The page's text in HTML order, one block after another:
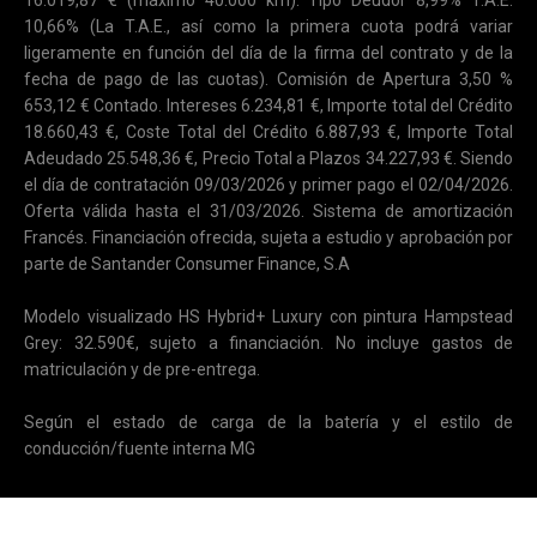
10,66% (La T.A.E., así como la primera cuota podrá variar
ligeramente en función del día de la firma del contrato y de la
fecha de pago de las cuotas). Comisión de Apertura 3,50 %
653,12 € Contado. Intereses 6.234,81 €, Importe total del Crédito
18.660,43 €, Coste Total del Crédito 6.887,93 €, Importe Total
Adeudado 25.548,36 €, Precio Total a Plazos 34.227,93 €. Siendo
el día de contratación 09/03/2026 y primer pago el 02/04/2026.
Oferta válida hasta el 31/03/2026. Sistema de amortización
Francés. Financiación ofrecida, sujeta a estudio y aprobación por
parte de Santander Consumer Finance, S.A
Modelo visualizado HS Hybrid+ Luxury con pintura Hampstead
Grey: 32.590€, sujeto a financiación. No incluye gastos de
matriculación y de pre-entrega.
Según el estado de carga de la batería y el estilo de
conducción/fuente interna MG